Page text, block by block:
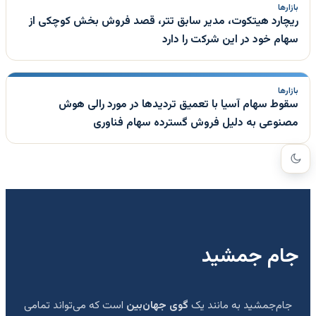
بازارها
ریچارد هیتکوت، مدیر سابق تتر، قصد فروش بخش کوچکی از
سهام خود در این شرکت را دارد
بازارها
سقوط سهام آسیا با تعمیق تردیدها در مورد رالی هوش
مصنوعی به دلیل فروش گسترده سهام فناوری
جام جمشید
جام‌جمشید به مانند یک گوی جهان‌بین است که می‌تواند تمامی